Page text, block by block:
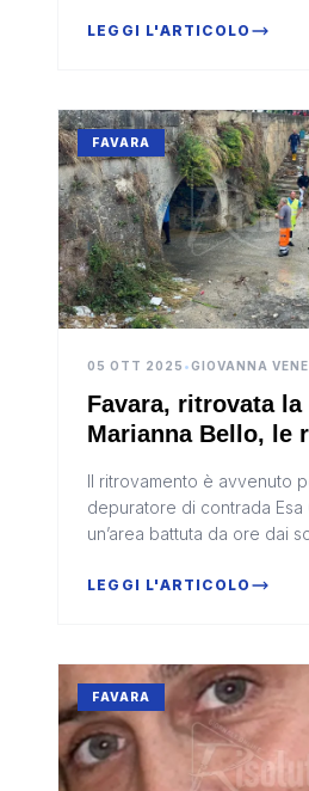
calamità
LEGGI L'ARTICOLO
FAVARA
05 OTT 2025 •GIOVANNA
Favara, ritrovata la
Marianna Bello, le
Il ritrovamento è avvenuto
depuratore di contrada Esa
un’area battuta da ore dai
LEGGI L'ARTICOLO
FAVARA